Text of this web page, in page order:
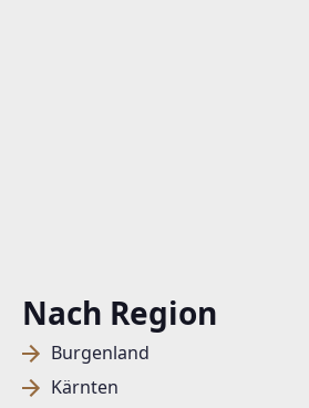
Nach Region
Burgenland
Kärnten